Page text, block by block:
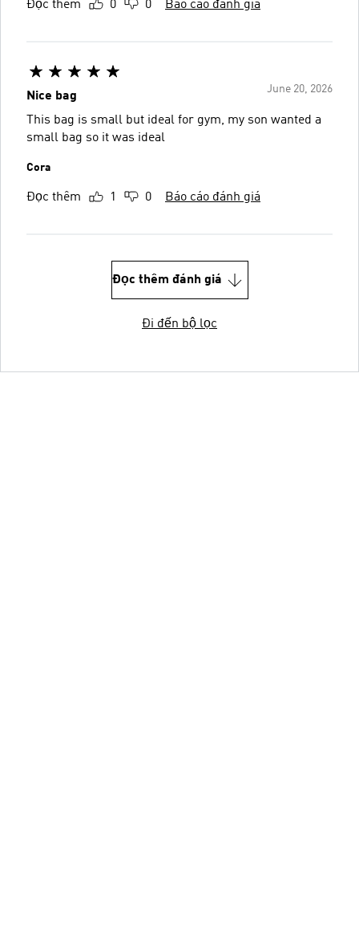
Đọc thêm 0 0 Báo cáo đánh giá
June 20, 2026
Nice bag
This bag is small but ideal for gym, my son wanted a
small bag so it was ideal
Cora
Đọc thêm 1 0 Báo cáo đánh giá
Đọc thêm đánh giá
Đi đến bộ lọc